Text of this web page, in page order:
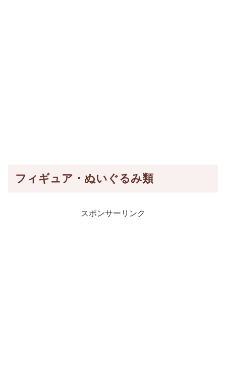
フィギュア・ぬいぐるみ類
スポンサーリンク